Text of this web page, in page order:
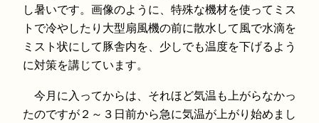
し暑いです。画像のように、特殊な機材を使ってミス
トで冷やしたり大型扇風機の前に散水して風で水滴を
ミスト状にして豚舎内を、少しでも温度を下げるよう
に対策を講じています。
今月に入ってからは、それほど気温も上がらなかっ
たのですが２～３日前から急に気温が上がり始めまし